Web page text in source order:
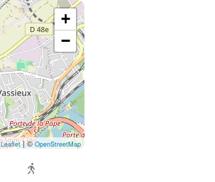
+
−
Leaflet| ©OpenStreetMap